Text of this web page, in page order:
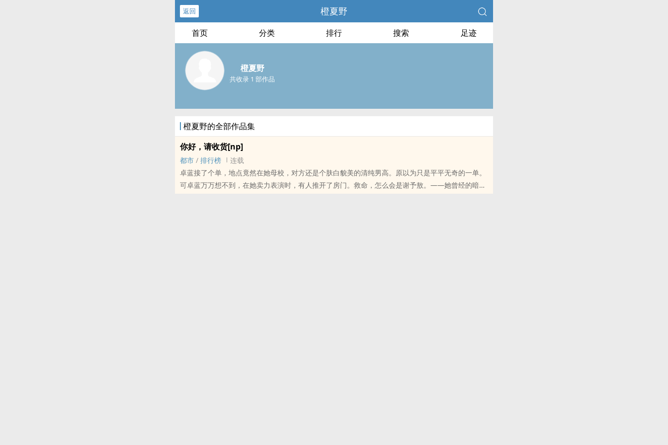
返回 橙夏野
首页 分类 排行 搜索 足迹
橙夏野
共收录 1 部作品
橙夏野的全部作品集
你好，请收货[np]
都市 / 排行榜
连载
卓蓝接了个单，地点竟然在她母校，对方还是个肤白貌美的清纯男高。原以为只是平平无奇的一单。
可卓蓝万万想不到，在她卖力表演时，有人推开了房门。救命，怎么会是谢予敖。——她曾经的暗恋